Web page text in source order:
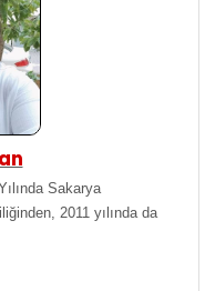
Sakarya
2011 yılında da